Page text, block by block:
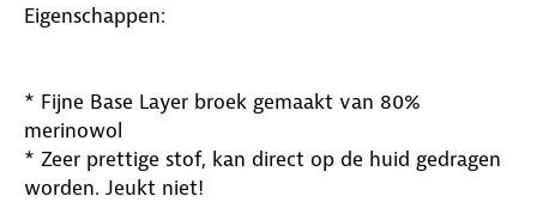
Eigenschappen:
* Fijne Base Layer broek gemaakt van 80%
merinowol
* Zeer prettige stof, kan direct op de huid gedragen
worden. Jeukt niet!